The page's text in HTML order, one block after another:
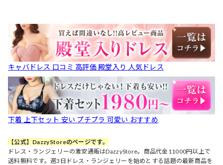
キャバドレス 口コミ 高評価 殿堂入り 人気ドレス
下着 上下セット 安い プチプラ 可愛い おすすめ
【公式】DazzyStoreのページです。
ドレス・ランジェリーの激安通販はDazzyStore。商品代金11000円以上で
送料無料です。週3日ドレス・ランジェリーを始めとする話題の最新商品を